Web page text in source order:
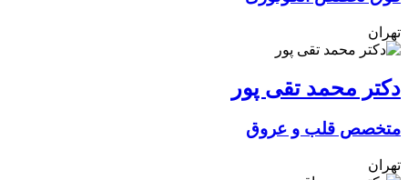
تهران
دکتر محمد تقی پور
متخصص قلب و عروق
تهران